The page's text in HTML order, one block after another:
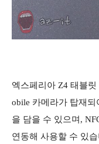
엑스페리아 Z4 태블
obile 카메라가 탑재
을 담을 수 있으며,
연동해 사용할 수 있